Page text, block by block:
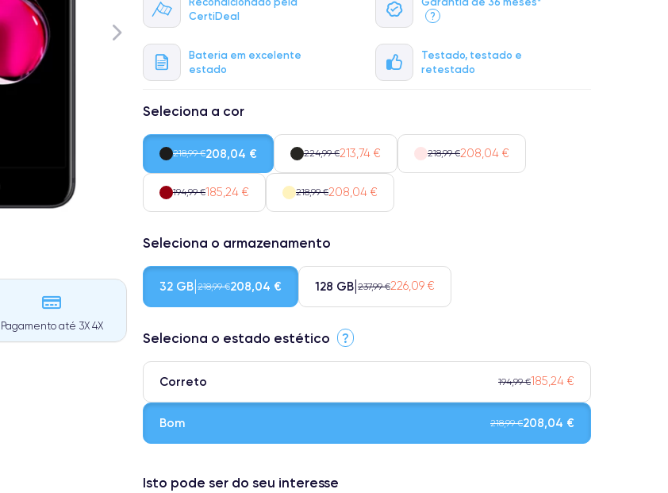
Pagamento até 3X 4X
CertiDeal
?
Bateria em excelente
estado
Testado, testado e
retestado
Seleciona a cor
218,99 €208,04 € 224,99 €213,74 € 218,99 €208,04 €
194,99 €185,24 € 218,99 €208,04 €
Seleciona o armazenamento
32 GB 218,99 €208,04 € 128 GB 237,99 €226,09 €
Seleciona o estado estético ?
Correto 194,99 €185,24 €
Bom 218,99 €208,04 €
⭐ Premium
Isto pode ser do seu interesse